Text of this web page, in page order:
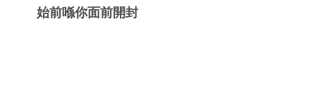
始前喺你面前開封